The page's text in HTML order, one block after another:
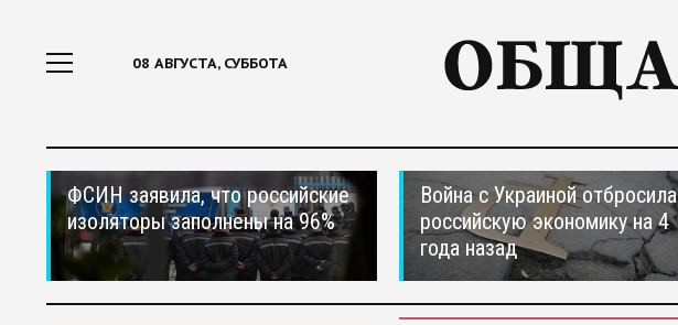
08 АВГУСТА, СУББОТА
ФСИН заявила, что российские
изоляторы заполнены на 96%
Война с Украиной отбросила
российскую экономику на 4
года назад